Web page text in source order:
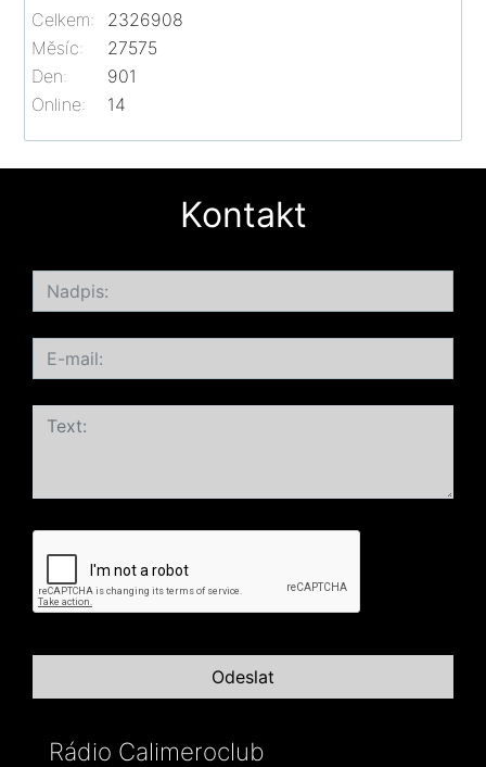
Online: 14
Celkem:
2326908
Měsíc:
27575
Den:
901
Kontakt
Rádio Calimeroclub